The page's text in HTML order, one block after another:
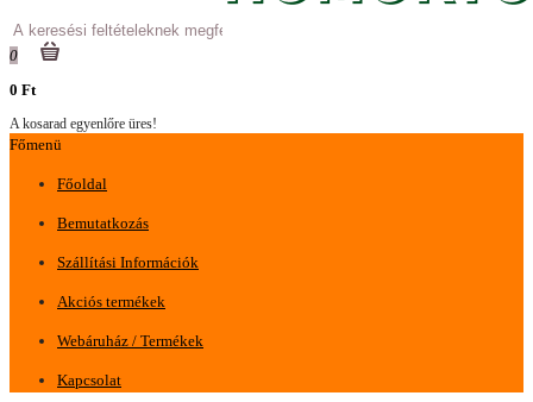
0
0 Ft
A kosarad egyenlőre üres!
Főmenü
Főoldal
Bemutatkozás
Szállítási Információk
Akciós termékek
Webáruház / Termékek
Kapcsolat